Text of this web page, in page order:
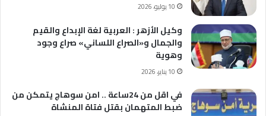
10 يوليو، 2026
وكيل الأزهر : العربية لغة الإبداع والقيم
والجمال و«الصراع اللساني» صراع وجود
وهوية
10 يناير، 2026
في اقل من 24ساعة .. امن سوهاج يتمكن من
ضبط المتهمان بقتل فتاة المنشاة